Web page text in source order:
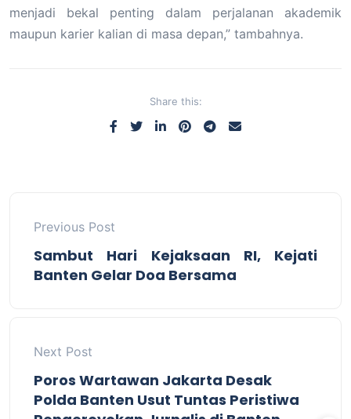
menjadi bekal penting dalam perjalanan akademik
maupun karier kalian di masa depan,” tambahnya.
Share this:
Previous Post
Sambut Hari Kejaksaan RI, Kejati
Banten Gelar Doa Bersama
Next Post
Poros Wartawan Jakarta Desak
Polda Banten Usut Tuntas Peristiwa